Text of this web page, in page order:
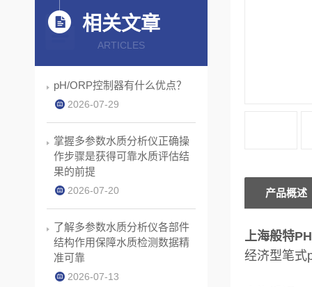
产品概述
上海般特
经济型笔式
相关文章
ARTICLES
pH/ORP控制器有什么优点？
2026-07-29
掌握多参数水质分析仪正确操
作步骤是获得可靠水质评估结
果的前提
2026-07-20
了解多参数水质分析仪各部件
结构作用保障水质检测数据精
准可靠
2026-07-13